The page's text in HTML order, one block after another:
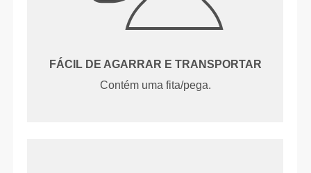
FÁCIL DE AGARRAR E TRANSPORTAR
Contém uma fita/pega.